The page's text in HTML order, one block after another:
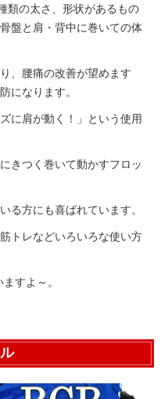
類の太さ、形状があるもの
盤と肩・背中に巻いての体
、腰痛の改善が望めます
になります。
に肩が動く！」という使用
きつく巻いて動かすフロッ
る方にも喜ばれています。
トレなどいろいろな使い方
すよ～。